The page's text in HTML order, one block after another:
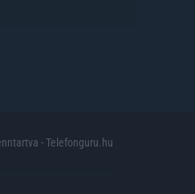
- Telefonguru.hu